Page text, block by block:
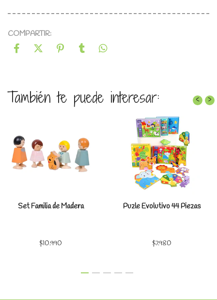
COMPARTIR:
También te puede interesar:
Set Familia de Madera
$10.990
Puzle Evolutivo 44 Piezas
$7.980
‹ ›